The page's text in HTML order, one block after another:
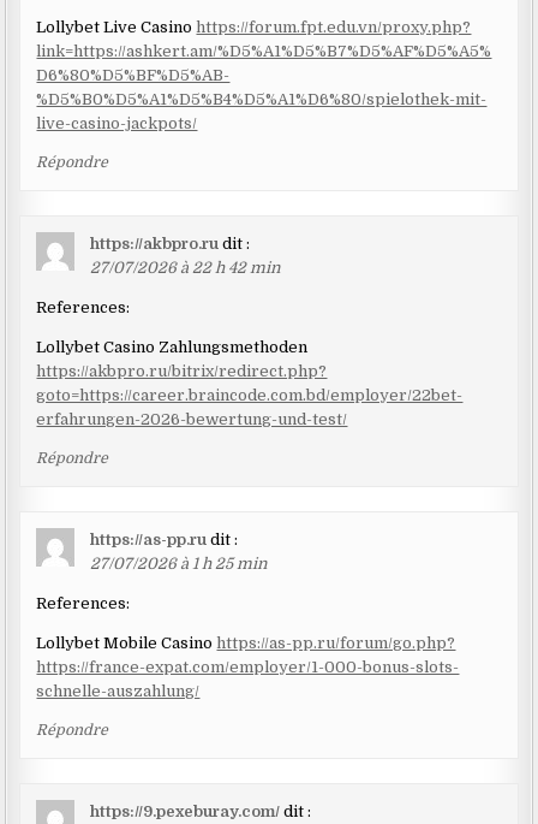
Lollybet Live Casinohttps://forum.fpt.edu.vn/proxy.php?
link=https://ashkert.am/%D5%A1%D5%B7%D5%AF%D5%A5%
D6%80%D5%BF%D5%AB-
%D5%B0%D5%A1%D5%B4%D5%A1%D6%80/spielothek-mit-
live-casino-jackpots/
Répondre
https://akbpro.ru dit :
27/07/2026 à 22 h 42 min
References:
Lollybet Casino Zahlungsmethoden
https://akbpro.ru/bitrix/redirect.php?
goto=https://career.braincode.com.bd/employer/22bet-
erfahrungen-2026-bewertung-und-test/
Répondre
https://as-pp.ru dit :
27/07/2026 à 1 h 25 min
References:
Lollybet Mobile Casinohttps://as-pp.ru/forum/go.php?
https://france-expat.com/employer/1-000-bonus-slots-
schnelle-auszahlung/
Répondre
https://9.pexeburay.com/ dit :